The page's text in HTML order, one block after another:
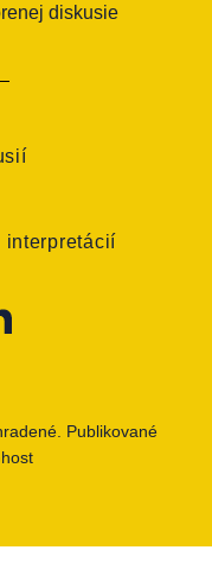
diskusie
interpretácií
Publikované